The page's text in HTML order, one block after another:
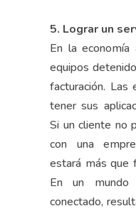
5. Lograr un
En la
equipos
facturación. Las
tener sus
Si un cliente no
con una
estará más que
En un
conectado,